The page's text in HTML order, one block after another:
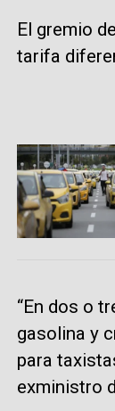
El gremio
tarifa
“En dos o
gasolina y
para
exministro